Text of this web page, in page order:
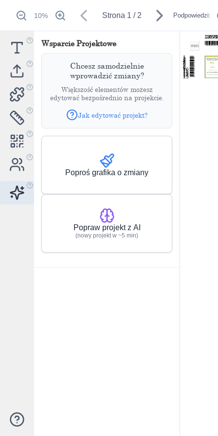
10% Strona 1 / 2 Podpowiedzi:
Wsparcie Projektowe
Chcesz samodzielnie
wprowadzić zmiany?
Większość elementów możesz
edytować bezpośrednio na projekcie.
Jak edytować projekt?
Poproś grafika o zmiany
Popraw projekt z AI
(nowy projekt w ~5 min)
123456789
1
2
3
4
5
6
7
8
9
10
11
12
13
14
15
mm